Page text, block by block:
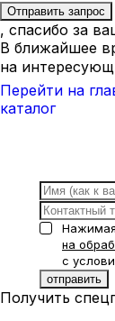
, спасибо за
В ближайшее
на
Перейти на
каталог
на
с
Получить